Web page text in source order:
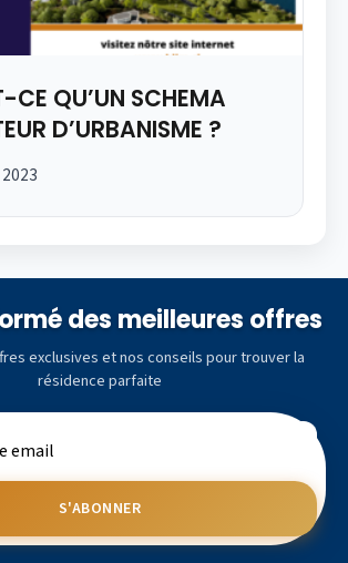
CE QU’UN SCHEMA
D’URBANISME ?
des meilleures offres
exclusives et nos conseils pour trouver la
résidence parfaite
S'ABONNER